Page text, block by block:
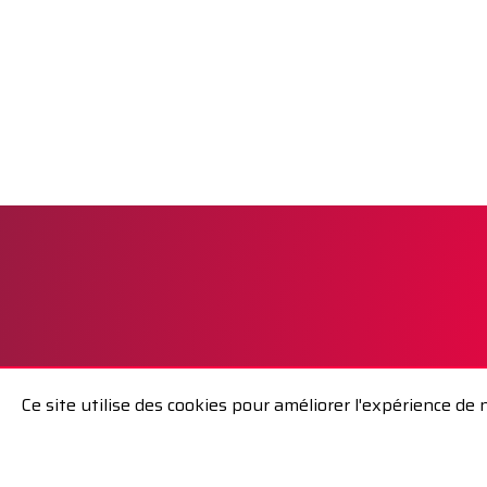
Ce site utilise des cookies pour améliorer l'expérience